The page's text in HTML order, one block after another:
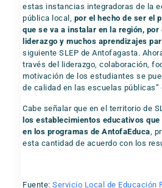
estas instancias integradoras de la
pública local,
por el hecho de ser el
que se va a instalar en la región, por
liderazgo y muchos aprendizajes
siguiente SLEP de Antofagasta.
través del liderazgo, colaboración,
motivación de los estudiantes se
de calidad en las escuelas públicas”
Cabe señalar que en el territorio de
los establecimientos educativos
en los programas de AntofaEduca ,
esta cantidad de acuerdo con los
Fuente:Servicio Local de Educación